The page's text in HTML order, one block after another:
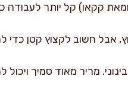
קקאו) קל יותר לעבודה
אבל חשוב לקצוץ קטן כדי
מריר מאוד סמיך